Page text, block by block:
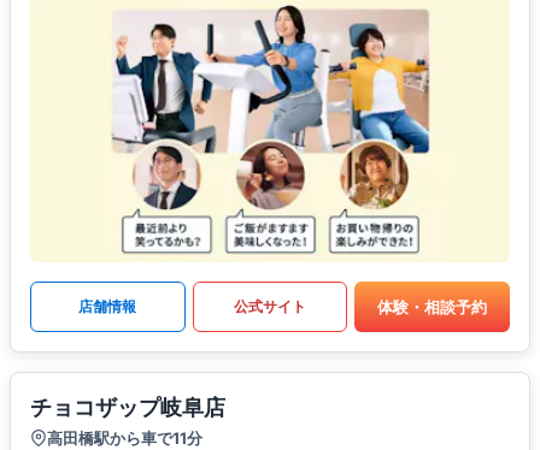
店舗情報 公式サイト 体験・相談予約
チョコザップ岐阜店
高田橋駅から車で11分